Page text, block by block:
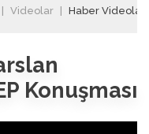
Videolar Haber Videoları
Konuşması